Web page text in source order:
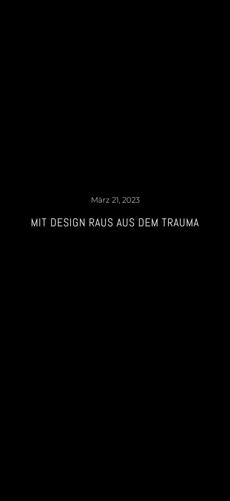
März 21, 2023
MIT DESIGN RAUS AUS DEM TRAUMA